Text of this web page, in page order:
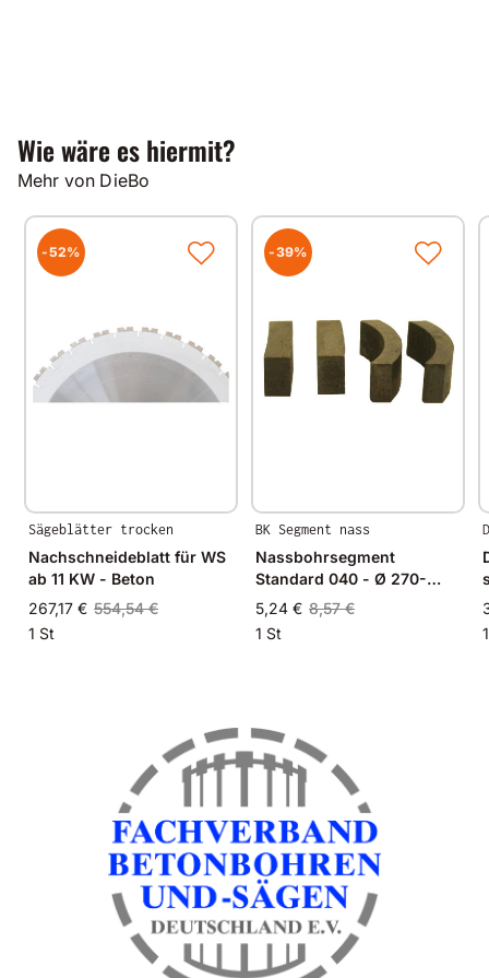
Wie wäre es hiermit?
Mehr von DieBo
-52%
Sägeblätter trocken
Nachschneideblatt für WS
ab 11 KW - Beton
267,17 € 554,54 €
1 St
-39%
BK Segment nass
Nassbohrsegment
Standard 040 - Ø 270-
600mm - 20x5,0x8,0mm
5,24 € 8,57 €
1 St